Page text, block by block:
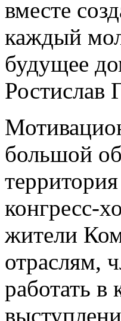
вместе
каждый
будущее
Ростислав
большой
конгресс-
жители
отраслям,
работать